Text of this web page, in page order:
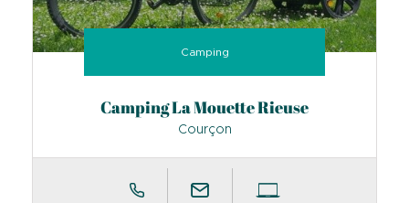
Camping
Camping La Mouette Rieuse
Courçon